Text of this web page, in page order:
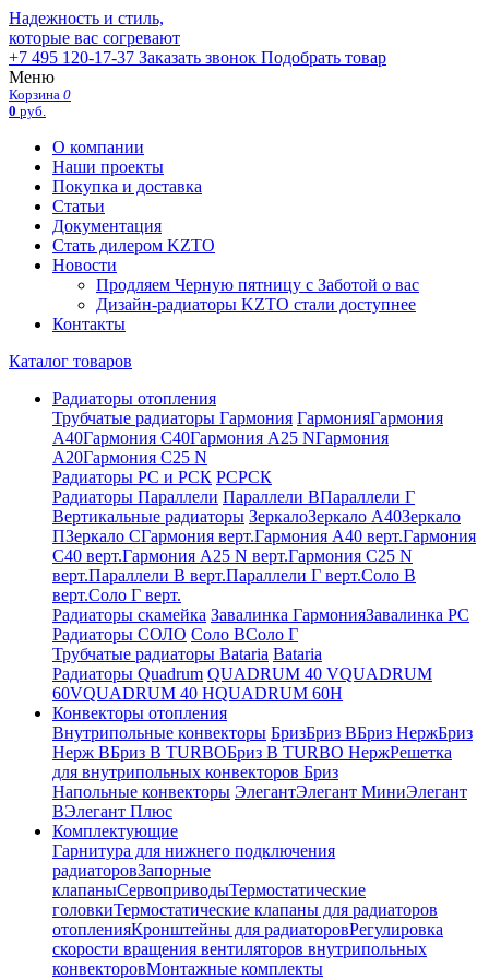
Надежность и стиль,
которые вас согревают
+7 495 120-17-37 Заказать звонок Подобрать товар
Меню
Корзина 0
0 руб.
О компании
Наши проекты
Покупка и доставка
Статьи
Документация
Стать дилером KZTO
Новости
Продляем Черную пятницу с Заботой о вас
Дизайн-радиаторы KZTO стали доступнее
Контакты
Каталог товаров
Радиаторы отопления
Трубчатые радиаторы Гармония ГармонияГармония
А40Гармония С40Гармония А25 NГармония
А20Гармония С25 N
Радиаторы РС и РСК РСРСК
Радиаторы Параллели Параллели ВПараллели Г
Вертикальные радиаторы ЗеркалоЗеркало А40Зеркало
ПЗеркало СГармония верт.Гармония А40 верт.Гармония
С40 верт.Гармония А25 N верт.Гармония С25 N
верт.Параллели В верт.Параллели Г верт.Соло В
верт.Соло Г верт.
Радиаторы скамейка Завалинка ГармонияЗавалинка РС
Радиаторы СОЛО Соло ВСоло Г
Трубчатые радиаторы Bataria Bataria
Радиаторы Quadrum QUADRUM 40 VQUADRUM
60VQUADRUM 40 HQUADRUM 60H
Конвекторы отопления
Внутрипольные конвекторы БризБриз ВБриз НержБриз
Нерж ВБриз В TURBOБриз В TURBO НержРешетка
для внутрипольных конвекторов Бриз
Напольные конвекторы ЭлегантЭлегант МиниЭлегант
ВЭлегант Плюс
Комплектующие
Гарнитура для нижнего подключения
радиаторовЗапорные
клапаныСервоприводыТермостатические
головкиТермостатические клапаны для радиаторов
отопленияКронштейны для радиаторовРегулировка
скорости вращения вентиляторов внутрипольных
конвекторовМонтажные комплекты